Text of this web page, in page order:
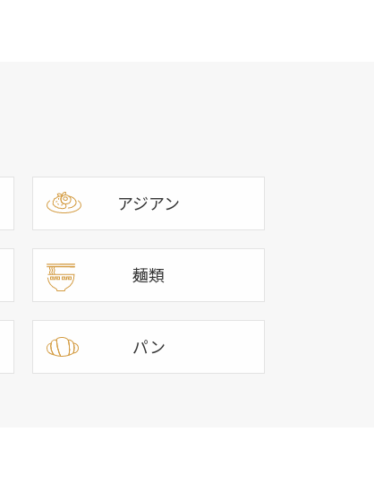
アジアン
麺類
パン